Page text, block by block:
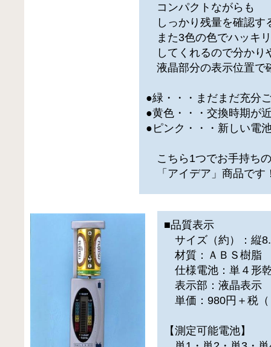
コンパクトながらも
しっかり残量を確認す
また3色の色でハッキ
してくれるので分かり
液晶部分の表示位置で
●緑・・・まだまだ充分
●黄色・・・交換時期が
●ピンク・・・新しい電
こちら1つでお手持ち
「アイデア」商品です
■品質表示
サイズ（約）：縦
材質：ＡＢＳ樹脂
仕様電池：単４形
表示部：液晶表示
単価：980円＋税（
【測定可能電池】